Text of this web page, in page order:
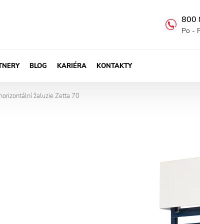
800
Po -
BLOG KARIÉRA KONTAKTY
žaluzie Zetta 70